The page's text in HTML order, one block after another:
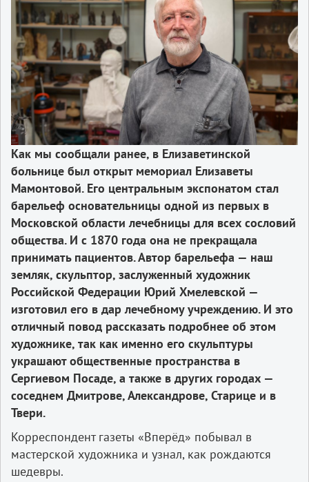
Как мы сообщали ранее, в Елизаветинской
больнице был открыт мемориал Елизаветы
Мамонтовой. Его центральным экспонатом стал
барельеф основательницы одной из первых в
Московской области лечебницы для всех сословий
общества. И с 1870 года она не прекращала
принимать пациентов. Автор барельефа — наш
земляк, скульптор, заслуженный художник
Российской Федерации Юрий Хмелевской —
изготовил его в дар лечебному учреждению. И это
отличный повод рассказать подробнее об этом
художнике, так как именно его скульптуры
украшают общественные пространства в
Сергиевом Посаде, а также в других городах —
соседнем Дмитрове, Александрове, Старице и в
Твери.
Корреспондент газеты «Вперёд» побывал в
мастерской художника и узнал, как рождаются
шедевры.